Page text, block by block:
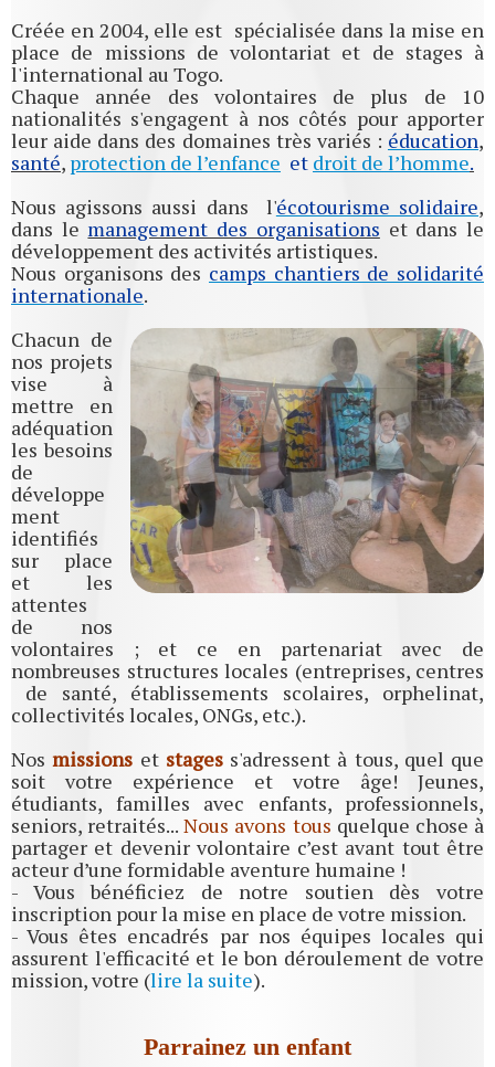
Créée en 2004, elle est spécialisée dans la mise en
place de missions de volontariat et de stages à
l'international au Togo.
Chaque année des volontaires de plus de 10
nationalités s'engagent à nos côtés pour apporter
leur aide dans des domaines très variés : éducation,
santé, protection de l’enfance et droit de l’homme.
Nous agissons aussi dans l'écotourisme solidaire,
dans le management des organisations et dans le
développement des activités artistiques.
Nous organisons des camps chantiers de solidarité
internationale.
Chacun de
nos projets
vise à
mettre en
adéquation
les besoins
de
développe
ment
identifiés
sur place
et les
attentes
de nos
volontaires ; et ce en partenariat avec de
nombreuses structures locales (entreprises, centres
de santé, établissements scolaires, orphelinat,
collectivités locales, ONGs, etc.).
Nosmissions et stagess'adressent à tous, quel que
soit votre expérience et votre âge! Jeunes,
étudiants, familles avec enfants, professionnels,
seniors, retraités...Nous avons tous quelque chose à
partager et devenir volontaire c’est avant tout être
acteur d’une formidable aventure humaine !
- Vous bénéficiez de notre soutien dès votre
inscription pour la mise en place de votre mission.
- Vous êtes encadrés par nos équipes locales qui
assurent l'efficacité et le bon déroulement de votre
mission, votre (lire la suite).
Parrainez un enfant